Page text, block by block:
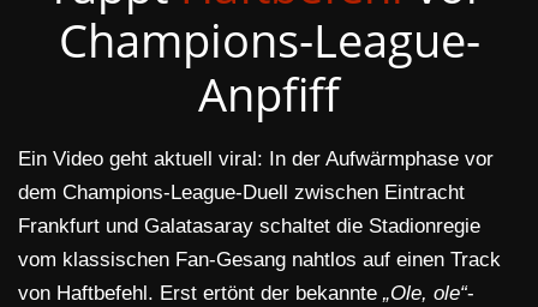
Champions-League-
Anpfiff
Ein Video geht aktuell viral: In der Aufwärmphase vor
dem Champions-League-Duell zwischen Eintracht
Frankfurt und Galatasaray schaltet die Stadionregie
vom klassischen Fan-Gesang nahtlos auf einen Track
von Haftbefehl. Erst ertönt der bekannte „Ole, ole“-